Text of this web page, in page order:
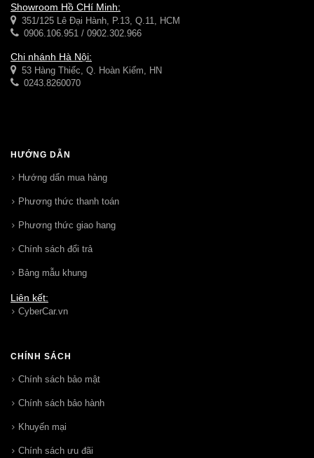
Showroom Hồ CHí Minh:
351/125 Lê Đại Hành, P.13, Q.11, HCM
0906.106.951 / 0902.302.966
Chi nhánh Hà Nội:
53 Hàng Thiếc, Q. Hoàn Kiếm, HN
0243.8260070
HƯỚNG DẪN
Hướng dẩn mua hàng
Phương thức thanh toán
Phương thức giao hang
Chính sách đổi trả
Bảng mẫu khung
Liên kết:
CyberCar.vn
CHÍNH SÁCH
Chính sách bảo mật
Chính sách bảo hành
Khuyến mại
Chính sách ưu đãi